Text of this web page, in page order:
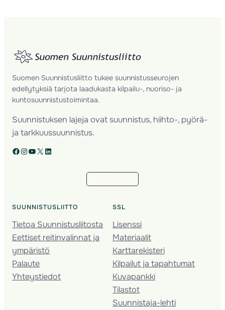
Suomen Suunnistusliitto tukee suunnistusseurojen
edellytyksiä tarjota laadukasta kilpailu-, nuoriso- ja
kuntosuunnistustoimintaa.
Suunnistuksen lajeja ovat suunnistus, hiihto-, pyörä-
ja tarkkuussuunnistus.
Facebook Instagram YouTube X LinkedIn
SUUNNISTUSLIITTO
Tietoa Suunnistusliitosta
Eettiset reitinvalinnat ja
ympäristö
Palaute
Yhteystiedot
SSL
Lisenssi
Materiaalit
Karttarekisteri
Kilpailut ja tapahtumat
Kuvapankki
Tilastot
Suunnistaja-lehti